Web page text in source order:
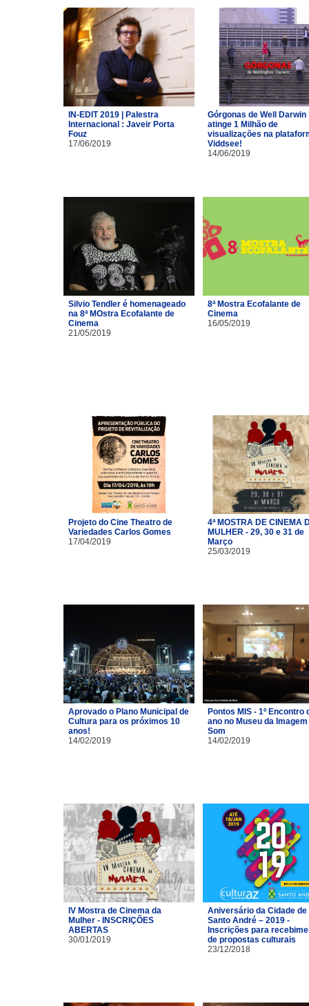
IN-EDIT 2019 | Palestra
Internacional : Javeir Porta
Fouz
17/06/2019
Górgonas de Well Darwin
atinge 1 Milhão de
visualizações na
Viddsee!
14/06/2019
Silvio Tendler é homenageado
na 8ª MOstra Ecofalante de
Cinema
21/05/2019
8ª Mostra Ecofalante de
Cinema
16/05/2019
Projeto do Cine Theatro de
Variedades Carlos Gomes
17/04/2019
4ª MOSTRA DE CINEMA
MULHER - 29, 30 e 31 de
Março
25/03/2019
Aprovado o Plano Municipal de
Cultura para os próximos 10
anos!
14/02/2019
Pontos MIS - 1º Encontro
ano no Museu da Imagem
Som
14/02/2019
IV Mostra de Cinema da
Mulher - INSCRIÇÕES
ABERTAS
30/01/2019
Aniversário da Cidade de
Santo André – 2019 -
Inscrições para
de propostas culturais
23/12/2018